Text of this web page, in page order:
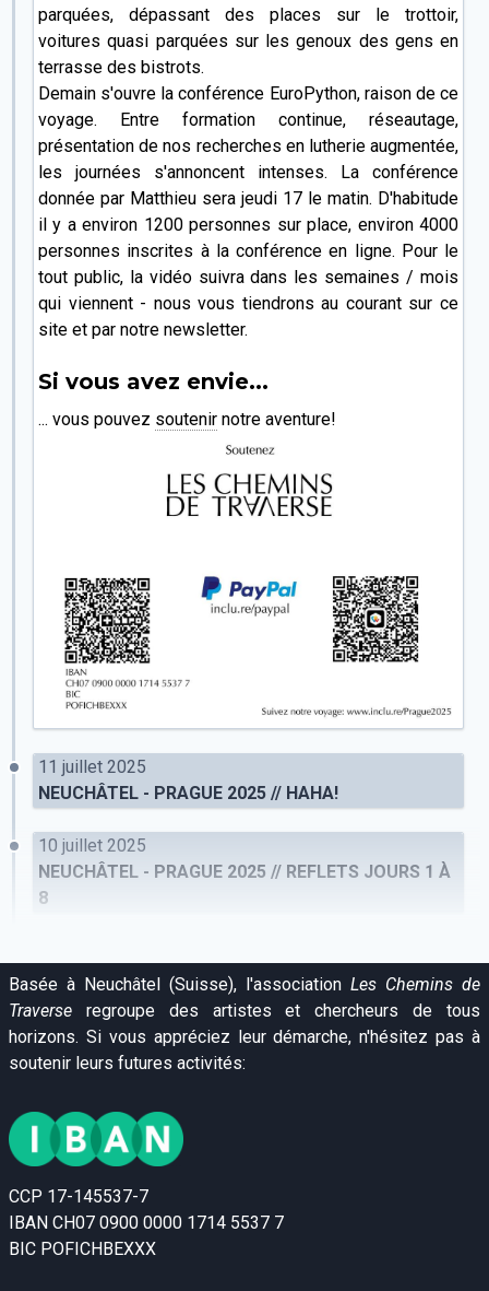
parquées, dépassant des places sur le trottoir,
voitures quasi parquées sur les genoux des gens en
terrasse des bistrots.
Demain s'ouvre la conférence EuroPython, raison de ce
voyage. Entre formation continue, réseautage,
présentation de nos recherches en lutherie augmentée,
les journées s'annoncent intenses. La conférence
donnée par Matthieu sera jeudi 17 le matin. D'habitude
il y a environ 1200 personnes sur place, environ 4000
personnes inscrites à la conférence en ligne. Pour le
tout public, la vidéo suivra dans les semaines / mois
qui viennent - nous vous tiendrons au courant sur ce
site et par notre newsletter.
Si vous avez envie...
... vous pouvez soutenir notre aventure!
11 juillet 2025
NEUCHÂTEL - PRAGUE 2025 // HAHA!
10 juillet 2025
NEUCHÂTEL - PRAGUE 2025 // REFLETS JOURS 1 À
8
Basée à Neuchâtel (Suisse), l'association Les Chemins de
Traverse regroupe des artistes et chercheurs de tous
horizons. Si vous appréciez leur démarche, n'hésitez pas à
soutenir leurs futures activités:
CCP 17-145537-7
IBAN CH07 0900 0000 1714 5537 7
BIC POFICHBEXXX